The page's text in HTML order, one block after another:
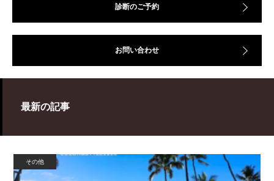
診断のご予約
お問い合わせ
最新の記事
その他